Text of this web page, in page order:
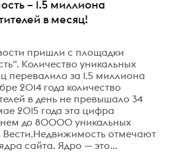
– 1.5 миллиона
в месяц!
пришли с площадки
Количество уникальных
перевалило за 1.5 миллиона
2014 года количество
в день не превышало 34
2015 года эта цифра
до 80000 уникальных
Вести.Недвижимость отмечают
сайта. Ядро — это...